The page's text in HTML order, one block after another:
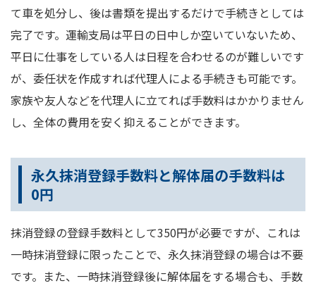
て車を処分し、後は書類を提出するだけで手続きとしては
完了です。運輸支局は平日の日中しか空いていないため、
平日に仕事をしている人は日程を合わせるのが難しいです
が、委任状を作成すれば代理人による手続きも可能です。
家族や友人などを代理人に立てれば手数料はかかりません
し、全体の費用を安く抑えることができます。
永久抹消登録手数料と解体届の手数料は
0円
抹消登録の登録手数料として350円が必要ですが、これは
一時抹消登録に限ったことで、永久抹消登録の場合は不要
です。また、一時抹消登録後に解体届をする場合も、手数